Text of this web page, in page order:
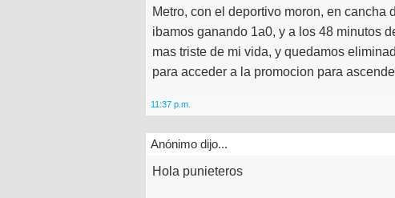
Metro, con el deportivo moron, en
ibamos ganando 1a0, y a los 48 minutos
mas triste de mi vida, y quedamos
para acceder a la promocion para
11:37 p.m.
Anónimo dijo...
Hola punieteros